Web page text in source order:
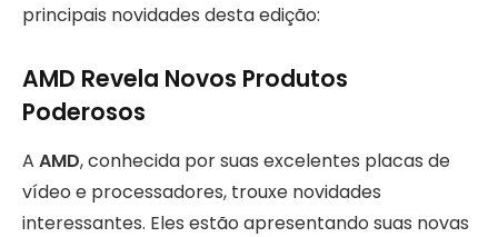
principais novidades desta edição:
AMD Revela Novos Produtos
Poderosos
A AMD, conhecida por suas excelentes placas de
vídeo e processadores, trouxe novidades
interessantes. Eles estão apresentando suas novas